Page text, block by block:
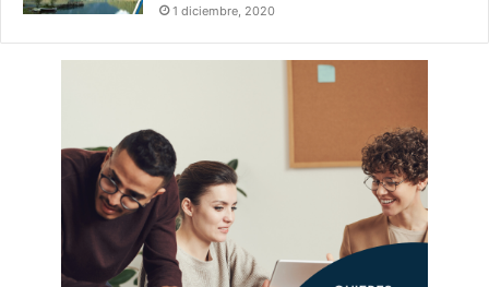
1 diciembre, 2020